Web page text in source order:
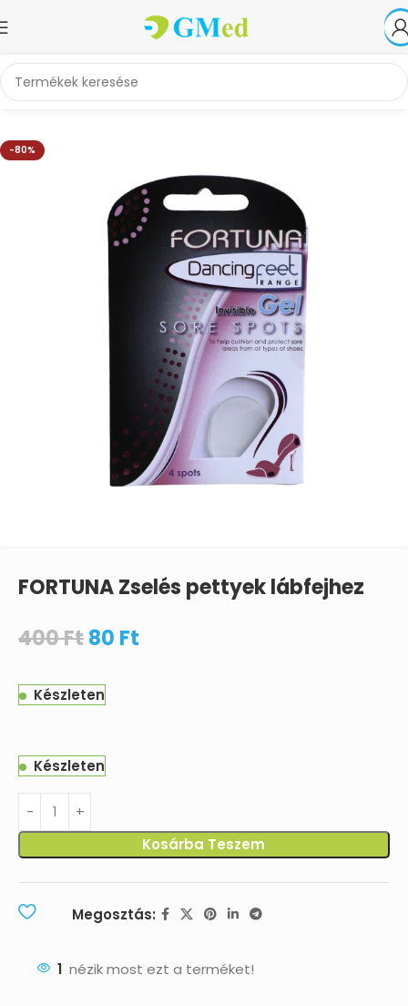
Kezdőlap Akciók
-80%
FORTUNA Zselés pettyek lábfejhez
400Ft80 Ft
Készleten
Készleten
Kosárba Teszem
Megosztás:
1 nézik most ezt a terméket!